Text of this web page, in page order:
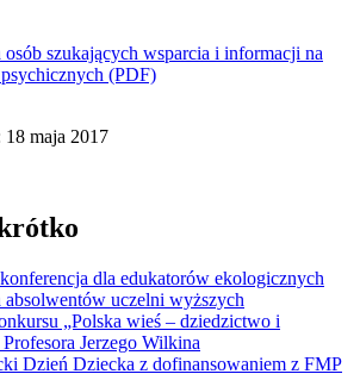
szukających wsparcia i informacji na
(PDF)
maja 2017
konferencja dla edukatorów ekologicznych
absolwentów uczelni wyższych
„Polska wieś – dziedzictwo i
Profesora Jerzego Wilkina
Dzień Dziecka z dofinansowaniem z FMP